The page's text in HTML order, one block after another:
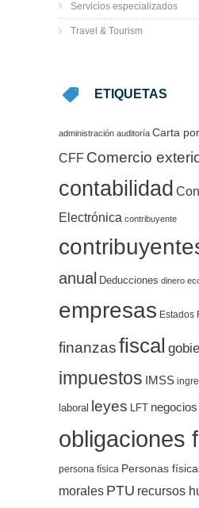
Servicios especializados
Travel & Tourism
ETIQUETAS
administración auditoría Carta
CFF Comercio
contabilidad
Electrónica contribuyente
anual Deducciones dinero
empresas Estados
finanzasfiscal
impuestos IMSS
laboral leyes LFT negocios
obligaciones
persona física Personas
morales PTU recursos